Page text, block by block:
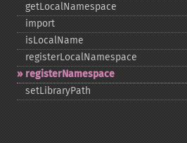
getLocalNamespace
import
isLocalName
registerLocalNamespace
registerNamespace
setLibraryPath